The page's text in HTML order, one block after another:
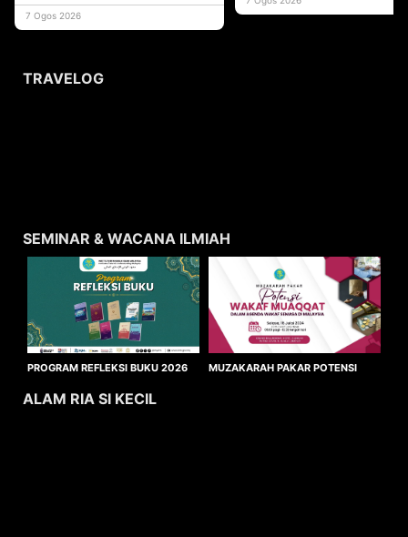
usaha
7 Ogos 2026
TRAVELOG
SEMINAR & WACANA ILMIAH
PROGRAM REFLEKSI BUKU 2026
MUZAKARAH PAKAR POTENSI
ALAM RIA SI KECIL